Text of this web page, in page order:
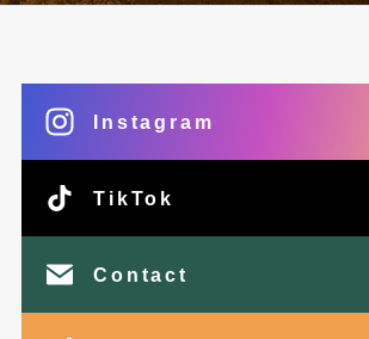
Instagram
TikTok
Contact